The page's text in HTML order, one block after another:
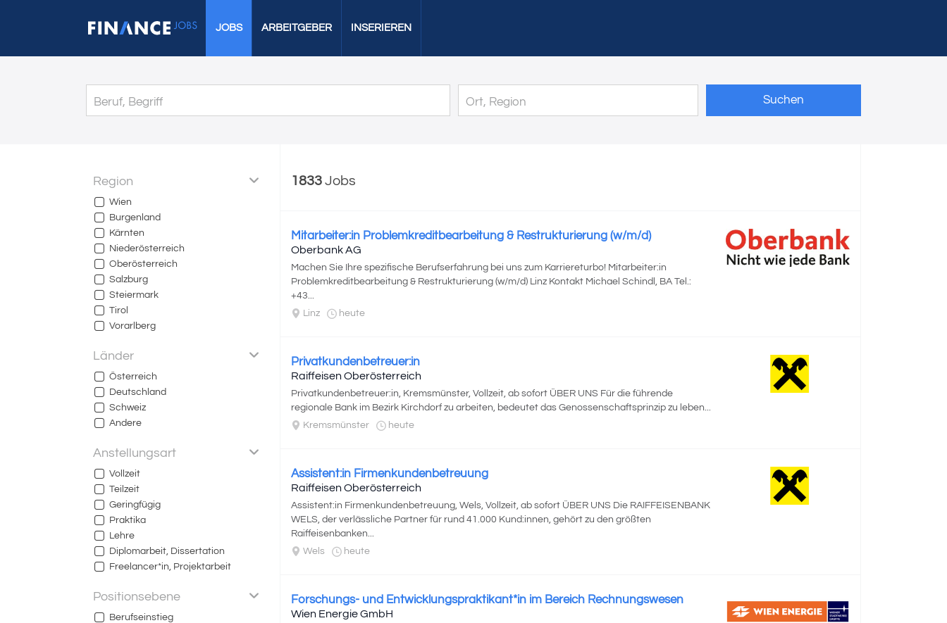
JOBS ARBEITGEBER INSERIEREN
Suchen
Region
Wien
Burgenland
Kärnten
Niederösterreich
Oberösterreich
Salzburg
Steiermark
Tirol
Vorarlberg
Länder
Österreich
Deutschland
Schweiz
Andere
Anstellungsart
Vollzeit
Teilzeit
Geringfügig
Praktika
Lehre
Diplomarbeit, Dissertation
Freelancer*in, Projektarbeit
Positionsebene
Berufseinstieg
1833 Jobs
Mitarbeiter:in Problemkreditbearbeitung & Restrukturierung (w/m/d)
Oberbank AG
Machen Sie Ihre spezifische Berufserfahrung bei uns zum Karriereturbo! Mitarbeiter:in
Problemkreditbearbeitung & Restrukturierung (w/m/d) Linz Kontakt Michael Schindl, BA Tel.:
+43...
Linz
heute
Privatkundenbetreuer:in
Raiffeisen Oberösterreich
Privatkundenbetreuer:in, Kremsmünster, Vollzeit, ab sofort ÜBER UNS Für die führende
regionale Bank im Bezirk Kirchdorf zu arbeiten, bedeutet das Genossenschaftsprinzip zu leben...
Kremsmünster
heute
Assistent:in Firmenkundenbetreuung
Raiffeisen Oberösterreich
Assistent:in Firmenkundenbetreuung, Wels, Vollzeit, ab sofort ÜBER UNS Die RAIFFEISENBANK
WELS, der verlässliche Partner für rund 41.000 Kund:innen, gehört zu den größten
Raiffeisenbanken...
Wels
heute
Forschungs- und Entwicklungspraktikant*in im Bereich Rechnungswesen
Wien Energie GmbH